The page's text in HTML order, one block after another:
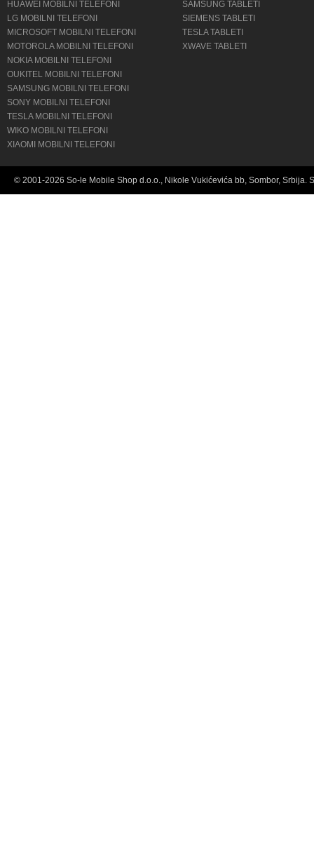
HUAWEI MOBILNI TELEFONI
LG MOBILNI TELEFONI
MICROSOFT MOBILNI TELEFONI
MOTOROLA MOBILNI TELEFONI
NOKIA MOBILNI TELEFONI
OUKITEL MOBILNI TELEFONI
SAMSUNG MOBILNI TELEFONI
SONY MOBILNI TELEFONI
TESLA MOBILNI TELEFONI
WIKO MOBILNI TELEFONI
XIAOMI MOBILNI TELEFONI
SAMSUNG TABLETI
SIEMENS TABLETI
TESLA TABLETI
XWAVE TABLETI
© 2001-2026 So-le Mobile Shop d.o.o., Nikole Vukićevića bb, Sombor, Srbija.